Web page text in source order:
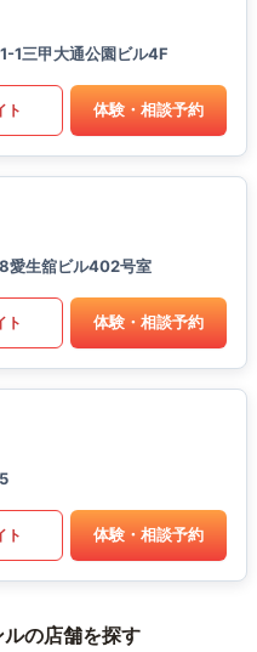
1三甲大通公園ビル4F
ト 体験・相談予約
愛生舘ビル402号室
ト 体験・相談予約
ト 体験・相談予約
の店舗を探す